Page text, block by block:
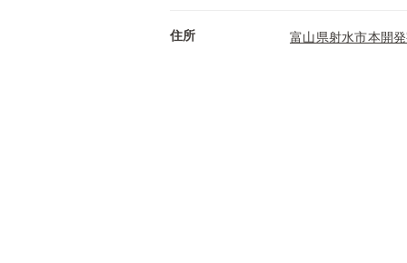
住所 富山県射水市本開